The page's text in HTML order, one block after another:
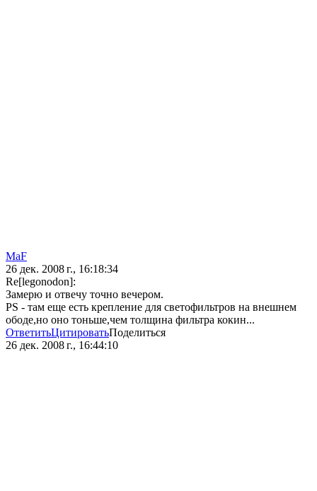
MaF
26 дек. 2008 г., 16:18:34
Re[legonodon]:
Замерю и отвечу точно вечером.
PS - там еще есть крепление для светофильтров на внешнем
ободе,но оно тоньше,чем толщина фильтра кокин...
ОтветитьЦитироватьПоделиться
26 дек. 2008 г., 16:44:10